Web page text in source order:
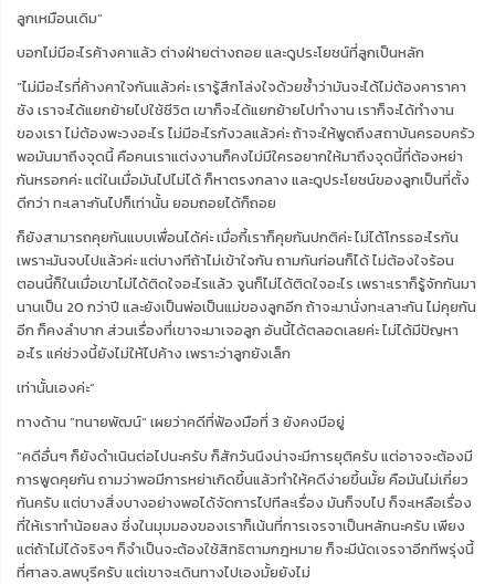
ลูกเหมือนเดิม”
บอกไม่มีอะไรค้างคาแล้ว ต่างฝ่ายต่างถอย และดูประโยชน์ที่ลูกเป็นหลัก
“ไม่มีอะไรที่ค้างคาใจกันแล้วค่ะ เรารู้สึกโล่งใจด้วยซ้ำว่ามันจะได้ไม่ต้องคาราคา
ซัง เราจะได้แยกย้ายไปใช้ชีวิต เขาก็จะได้แยกย้ายไปทำงาน เราก็จะได้ทำงาน
ของเรา ไม่ต้องพะวงอะไร ไม่มีอะไรกังวลแล้วค่ะ ถ้าจะให้พูดถึงสถาบันครอบครัว
พอมันมาถึงจุดนี้ คือคนเราแต่งงานก็คงไม่มีใครอยากให้มาถึงจุดนี้ที่ต้องหย่า
กันหรอกค่ะ แต่ในเมื่อมันไปไม่ได้ ก็หาตรงกลาง และดูประโยชน์ของลูกเป็นที่ตั้ง
ดีกว่า ทะเลาะกันไปก็เท่านั้น ยอมถอยได้ก็ถอย
ก็ยังสามารถคุยกันแบบเพื่อนได้ค่ะ เมื่อกี้เราก็คุยกันปกติค่ะ ไม่ได้โกรธอะไรกัน
เพราะมันจบไปแล้วค่ะ แต่บางทีถ้าไม่เข้าใจกัน ถามกันก่อนก็ได้ ไม่ต้องใจร้อน
ตอนนี้ก็ในเมื่อเขาไม่ได้ติดใจอะไรแล้ว จูนก็ไม่ได้ติดใจอะไร เพราะเราก็รู้จักกันมา
นานเป็น 20 กว่าปี และยังเป็นพ่อเป็นแม่ของลูกอีก ถ้าจะมานั่งทะเลาะกัน ไม่คุยกัน
อีก ก็คงลำบาก ส่วนเรื่องที่เขาจะมาเจอลูก อันนี้ได้ตลอดเลยค่ะ ไม่ได้มีปัญหา
อะไร แค่ช่วงนี้ยังไม่ให้ไปค้าง เพราะว่าลูกยังเล็ก
เท่านั้นเองค่ะ“
ทางด้าน ”ทนายพัฒน์“ เผยว่าคดีที่ฟ้องมือที่ 3 ยังคงมีอยู่
”คดีอื่นๆ ก็ยังดำเนินต่อไปนะครับ ก็สักวันนึงน่าจะมีการยุติครับ แต่อาจจะต้องมี
การพูดคุยกัน ถามว่าพอมีการหย่าเกิดขึ้นแล้วทำให้คดีง่ายขึ้นมั้ย คือมันไม่เกี่ยว
กันครับ แต่บางสิ่งบางอย่างพอได้จัดการไปทีละเรื่อง มันก็จบไป ก็จะเหลือเรื่อง
ที่ให้เราทำน้อยลง ซึ่งในมุมมองของเราก็เน้นที่การเจรจาเป็นหลักนะครับ เพียง
แต่ถ้าไม่ได้จริงๆ ก็จำเป็นจะต้องใช้สิทธิตามกฎหมาย ก็จะมีนัดเจรจาอีกทีพรุ่งนี้
ที่ศาลจ.ลพบุรีครับ แต่เขาจะเดินทางไปเองมั้ยยังไม่